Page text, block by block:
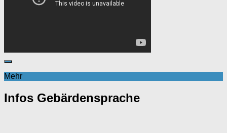
Mehr
Infos Gebärdensprache